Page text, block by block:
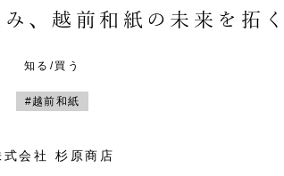
、越前和紙の未来を拓く
知る/買う
#越前和紙
式会社 杉原商店